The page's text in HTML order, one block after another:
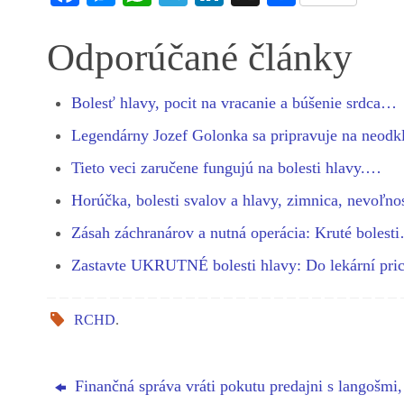
bo
ok
se
ng
er
ts
A
pp
gr
a
m
ed
In
re
Odporúčané články
Bolesť hlavy, pocit na vracanie a búšenie srdca…
Legendárny Jozef Golonka sa pripravuje na
Tieto veci zaručene fungujú na bolesti hlavy.…
Horúčka, bolesti svalov a hlavy, zimnica,
Zásah záchranárov a nutná operácia: Kruté
Zastavte UKRUTNÉ bolesti hlavy: Do lekární
RCHD.
Finančná správa vráti pokutu predajni s langošmi,